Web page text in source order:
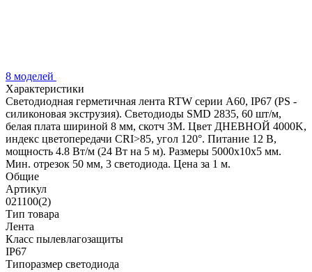
8 моделей
Характеристики
Светодиодная герметичная лента RTW серии A60, IP67 (PS -
силиконовая экструзия). Светодиоды SMD 2835, 60 шт/м,
белая плата шириной 8 мм, скотч 3M. Цвет ДНЕВНОЙ 4000K,
индекс цветопередачи CRI>85, угол 120°. Питание 12 В,
мощность 4.8 Вт/м (24 Вт на 5 м). Размеры 5000x10x5 мм.
Мин. отрезок 50 мм, 3 светодиода. Цена за 1 м.
Общие
Артикул
021100(2)
Тип товара
Лента
Класс пылевлагозащиты
IP67
Типоразмер светодиода